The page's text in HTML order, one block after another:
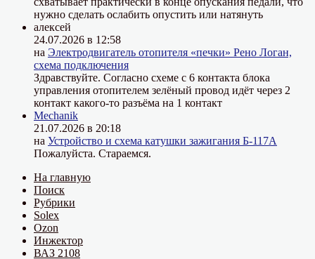
нужно сделать ослабить опустить или натянуть
алексей
24.07.2026 в 12:58
на Электродвигатель отопителя «печки» Рено Логан,
схема подключения
Здравствуйте. Согласно схеме с 6 контакта блока
управления отопителем зелёный провод идёт через 2
контакт какого-то разъёма на 1 контакт
Mechanik
21.07.2026 в 20:18
на Устройство и схема катушки зажигания Б-117А
Пожалуйста. Стараемся.
На главную
Поиск
Рубрики
Solex
Ozon
Инжектор
ВАЗ 2108